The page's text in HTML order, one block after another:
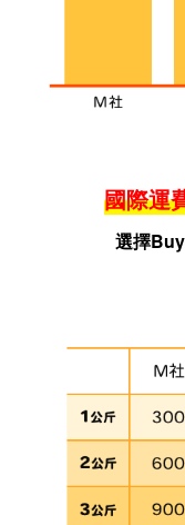
國際運
選擇